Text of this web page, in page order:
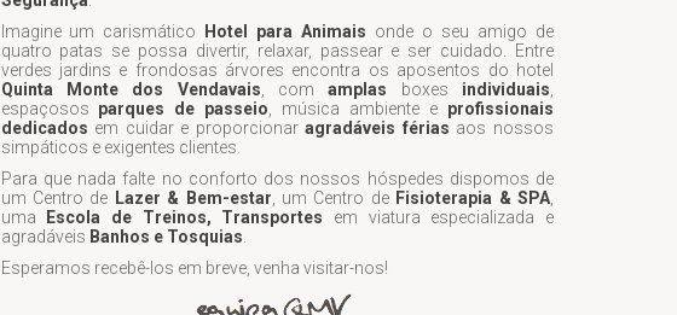
Imagine um carismático Hotel para Animais onde o seu amigo de
quatro patas se possa divertir, relaxar, passear e ser cuidado. Entre
verdes jardins e frondosas árvores encontra os aposentos do hotel
Quinta Monte dos Vendavais , comamplas boxes individuais
espaçosos parques de passeio , música ambiente e profissionais
dedicados em cuidar e proporcionaragradáveis férias aos nossos
simpáticos e exigentes clientes.
Para que nada falte no conforto dos nossos hóspedes dispomos de
um Centro de Lazer & Bem-estar , um Centro de Fisioterapia & SPA
uma Escola de Treinos, Transportes em viatura especializada e
agradáveis Banhos e Tosquias
Esperamos recebê-los em breve, venha visitar-nos!